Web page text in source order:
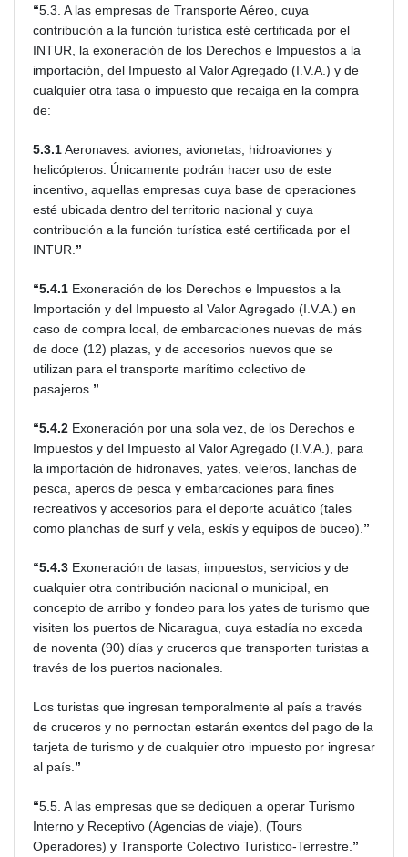
“5.3. A las empresas de Transporte Aéreo, cuya
contribución a la función turística esté certificada por el
INTUR, la exoneración de los Derechos e Impuestos a la
importación, del Impuesto al Valor Agregado (I.V.A.) y de
cualquier otra tasa o impuesto que recaiga en la compra
de:
5.3.1Aeronaves: aviones, avionetas, hidroaviones y
helicópteros. Únicamente podrán hacer uso de este
incentivo, aquellas empresas cuya base de operaciones
esté ubicada dentro del territorio nacional y cuya
contribución a la función turística esté certificada por el
INTUR. ”
“5.4.1 Exoneración de los Derechos e Impuestos a la
Importación y del Impuesto al Valor Agregado (I.V.A.) en
caso de compra local, de embarcaciones nuevas de más
de doce (12) plazas, y de accesorios nuevos que se
utilizan para el transporte marítimo colectivo de
pasajeros. ”
“5.4.2 Exoneración por una sola vez, de los Derechos e
Impuestos y del Impuesto al Valor Agregado (I.V.A.), para
la importación de hidronaves, yates, veleros, lanchas de
pesca, aperos de pesca y embarcaciones para fines
recreativos y accesorios para el deporte acuático (tales
como planchas de surf y vela, eskís y equipos de buceo). ”
“5.4.3 Exoneración de tasas, impuestos, servicios y de
cualquier otra contribución nacional o municipal, en
concepto de arribo y fondeo para los yates de turismo que
visiten los puertos de Nicaragua, cuya estadía no exceda
de noventa (90) días y cruceros que transporten turistas a
través de los puertos nacionales.
Los turistas que ingresan temporalmente al país a través
de cruceros y no pernoctan estarán exentos del pago de la
tarjeta de turismo y de cualquier otro impuesto por ingresar
al país. ”
“5.5. A las empresas que se dediquen a operar Turismo
Interno y Receptivo (Agencias de viaje), (Tours
Operadores) y Transporte Colectivo Turístico-Terrestre. ”